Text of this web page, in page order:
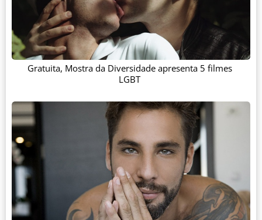
Gratuita, Mostra da Diversidade apresenta 5 filmes
LGBT